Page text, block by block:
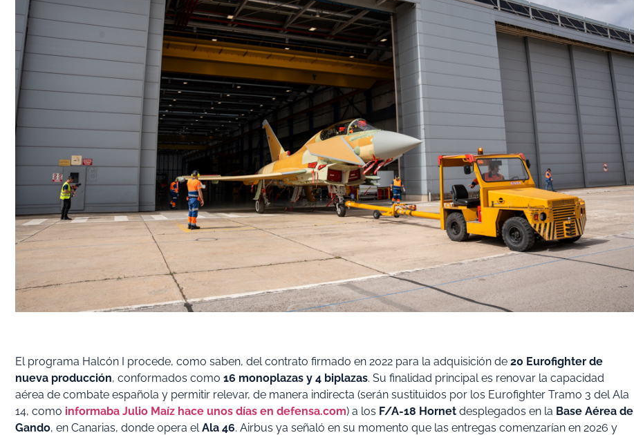
El programa Halcón I procede, como saben, del contrato firmado en 2022 para la adquisición de 20 Eurofighter de
nueva producción, conformados como 16 monoplazas y 4 biplazas. Su finalidad principal es renovar la capacidad
aérea de combate española y permitir relevar, de manera indirecta (serán sustituidos por los Eurofighter Tramo 3 del Ala
14, como informaba Julio Maíz hace unos días en defensa.com) a los F/A-18 Hornet desplegados en la Base Aérea de
Gando, en Canarias, donde opera el Ala 46. Airbus ya señaló en su momento que las entregas comenzarían en 2026 y